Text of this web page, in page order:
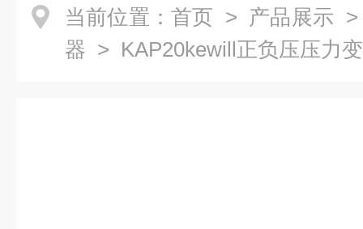
当前位置： 首页 > 产品展示
器 > KAP20kewill正负压压力